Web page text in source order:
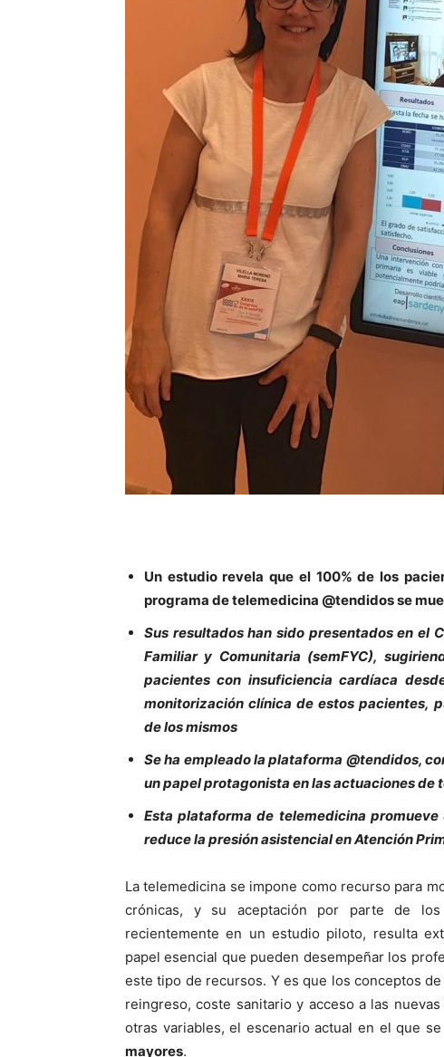
Un estudio revela que el 100% de los
programa de telemedicina @tendidos se
Sus resultados han sido presentados en el
Familiar y Comunitaria (semFYC),
pacientes con insuficiencia cardíaca
monitorización clínica de estos pacientes,
de los mismos
Se ha empleado la plataforma @tendidos,
un papel protagonista en las actuaciones de
Esta plataforma de telemedicina
reduce la presión asistencial en Atención
La telemedicina se impone como recurso para
crónicas, y su aceptación por parte de
recientemente en un estudio piloto, resulta
papel esencial que pueden desempeñar los
este tipo de recursos. Y es que los conceptos
reingreso, coste sanitario y acceso a las
otras variables, el escenario actual en el que
mayores.